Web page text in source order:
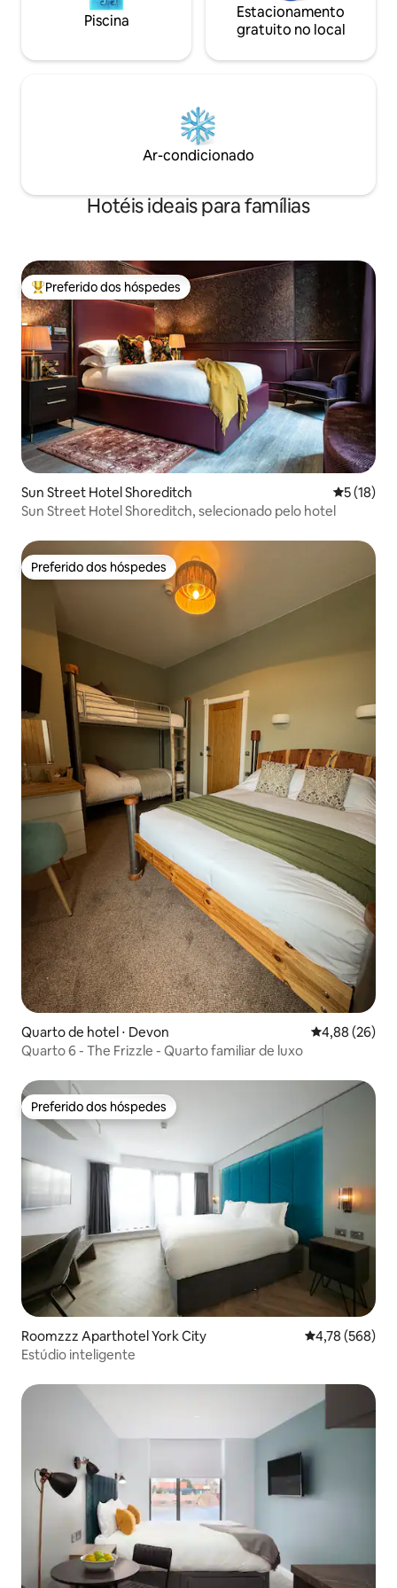
Piscina
Estacionamento
gratuito no local
Ar-condicionado
Hotéis ideais para famílias
Entre os melhores preferidos dos hóspedes
Preferido dos hóspedes
Sun Street Hotel Shoreditch 5 de uma
5 (18)
Sun Street Hotel Shoreditch, selecionado pelo hotel
Preferido dos hóspedes
Preferido dos hóspedes
Quarto de hotel ⋅ Devon 4,88 de uma
4,88 (26)
Quarto 6 - The Frizzle - Quarto familiar de luxo
Preferido dos hóspedes
Preferido dos hóspedes
Roomzzz Aparthotel York City 4,78 de uma
4,78 (568)
Estúdio inteligente